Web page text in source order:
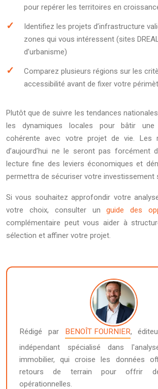
pour repérer les territoires en
Identifiez les projets d’infrastructure
zones qui vous intéressent (sites
d’urbanisme)
Comparez plusieurs régions sur les
accessibilité avant de fixer votre
Plutôt que de suivre les tendances
les dynamiques locales pour bâtir une
cohérente avec votre projet de vie. Les
d’aujourd’hui ne le seront pas forcément
lecture fine des leviers économiques et
permettra de sécuriser votre investissement
Si vous souhaitez approfondir votre
votre choix, consulter unguide des
complémentaire peut vous aider à
sélection et affiner votre projet.
Rédigé par BENOÎT FOURNIER,
indépendant spécialisé dans
immobilier, qui croise les données
retours de terrain pour offrir
opérationnelles.